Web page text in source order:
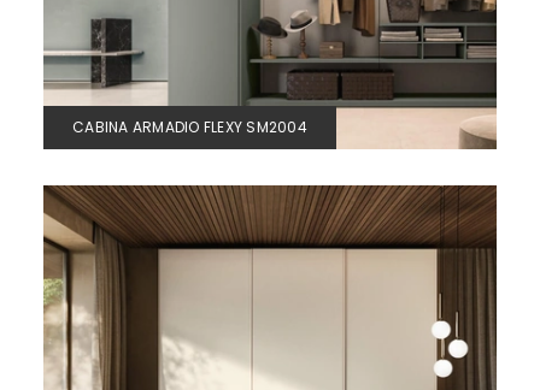
CABINA ARMADIO FLEXY SM2004